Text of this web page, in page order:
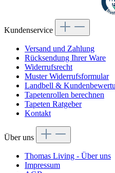
Kundenservice
Versand und Zahlung
Rücksendung Ihrer Ware
Widerrufsrecht
Muster Widerrufsformular
Landbell &
Tapetenrollen berechnen
Tapeten Ratgeber
Kontakt
Über uns
Thomas Living - Über uns
Impressum